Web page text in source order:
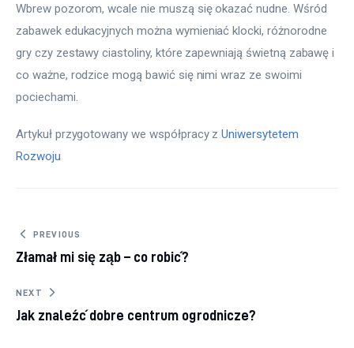
Wbrew pozorom, wcale nie muszą się okazać nudne. Wśród
zabawek edukacyjnych można wymieniać klocki, różnorodne
gry czy zestawy ciastoliny, które zapewniają świetną zabawę i
co ważne, rodzice mogą bawić się nimi wraz ze swoimi
pociechami.
Artykuł przygotowany we współpracy z Uniwersytetem
Rozwoju
Nawigacja wpisu
PREVIOUS
Złamał mi się ząb – co robić?
NEXT
Jak znaleźć dobre centrum ogrodnicze?